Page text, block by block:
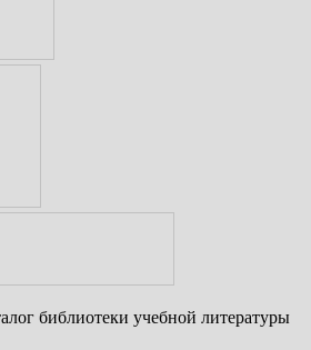
библиотеки учебной литературы